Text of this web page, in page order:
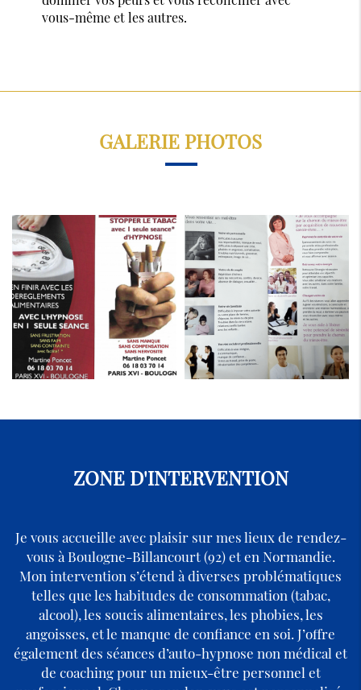
vous-même et les autres.
GALERIE PHOTOS
ZONE D'INTERVENTION
Je vous accueille avec plaisir sur mes lieux de rendez-
vous à Boulogne-Billancourt (92) et en Normandie.
Mon intervention s’étend à diverses problématiques
telles que les habitudes de consommation (tabac,
alcool), les soucis alimentaires, les phobies, les
angoisses, et le manque de confiance en soi. J’offre
également des séances d’auto-hypnose non médical et
de coaching pour un mieux-être personnel et